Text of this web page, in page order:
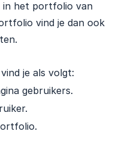
in het portfolio van
vind je dan ook
je als volgt:
gebruikers.